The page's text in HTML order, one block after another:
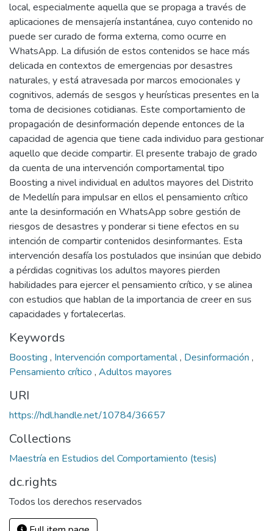
local, especialmente aquella que se propaga a través de
aplicaciones de mensajería instantánea, cuyo contenido no
puede ser curado de forma externa, como ocurre en
WhatsApp. La difusión de estos contenidos se hace más
delicada en contextos de emergencias por desastres
naturales, y está atravesada por marcos emocionales y
cognitivos, además de sesgos y heurísticas presentes en la
toma de decisiones cotidianas. Este comportamiento de
propagación de desinformación depende entonces de la
capacidad de agencia que tiene cada individuo para gestionar
aquello que decide compartir. El presente trabajo de grado
da cuenta de una intervención comportamental tipo
Boosting a nivel individual en adultos mayores del Distrito
de Medellín para impulsar en ellos el pensamiento crítico
ante la desinformación en WhatsApp sobre gestión de
riesgos de desastres y ponderar si tiene efectos en su
intención de compartir contenidos desinformantes. Esta
intervención desafía los postulados que insinúan que debido
a pérdidas cognitivas los adultos mayores pierden
habilidades para ejercer el pensamiento crítico, y se alinea
con estudios que hablan de la importancia de creer en sus
capacidades y fortalecerlas.
Keywords
Boosting , Intervención comportamental, Desinformación ,
Pensamiento crítico , Adultos mayores
URI
https://hdl.handle.net/10784/36657
Collections
Maestría en Estudios del Comportamiento (tesis)
dc.rights
Todos los derechos reservados